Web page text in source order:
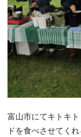
富山市にてキトキ
ドを食べさせてく